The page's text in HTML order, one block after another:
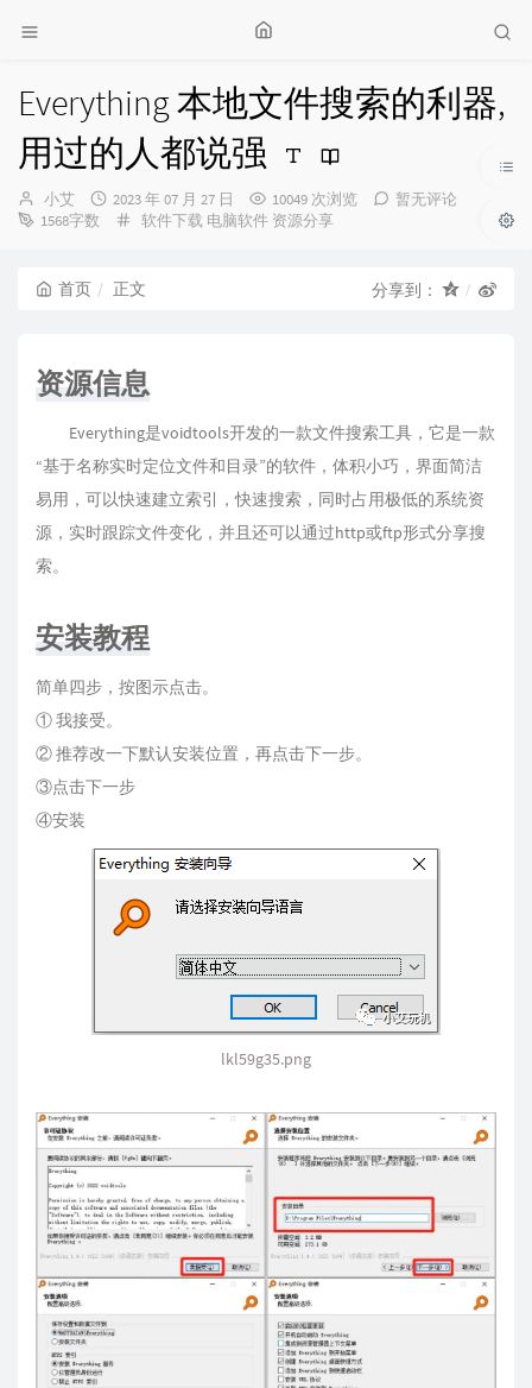
Everything 本地文件搜索的利器,
用过的人都说强
博
主：
小艾
发
布
2023 年 07 月 27 日 10049 次浏览
暂无评论
1568字数
分
软件下载 电脑软件 资源分享
首页 正文 分享到：
资源信息
Everything是voidtools开发的一款文件搜索工具，它是一款
“基于名称实时定位文件和目录”的软件，体积小巧，界面简洁
易用，可以快速建立索引，快速搜索，同时占用极低的系统资
源，实时跟踪文件变化，并且还可以通过http或ftp形式分享搜
索。
安装教程
简单四步，按图示点击。
① 我接受。
② 推荐改一下默认安装位置，再点击下一步。
③点击下一步
④安装
lkl59g35.png